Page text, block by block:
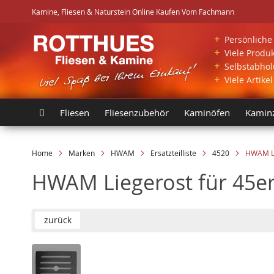
Kamine, Fliesen & Naturstein Online Kaufen Vom FachmannDirekt
zum
Inhalt
+
+ Viele
+
+ Viele
Fliesen Fliesenzubehör Kaminöfen
Home Marken HWAM Ersatzteilliste 4520 HWAM
HWAM Liegerost für
zurück
Skip
Skip